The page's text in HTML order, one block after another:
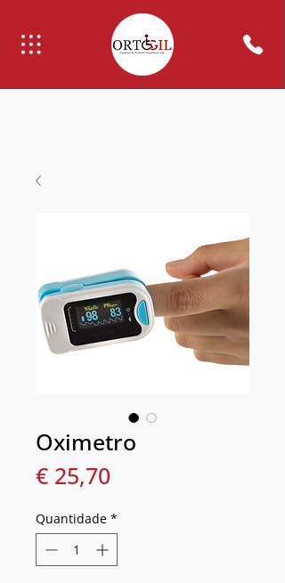
Oximetro
€ 25,70
Quantidade *